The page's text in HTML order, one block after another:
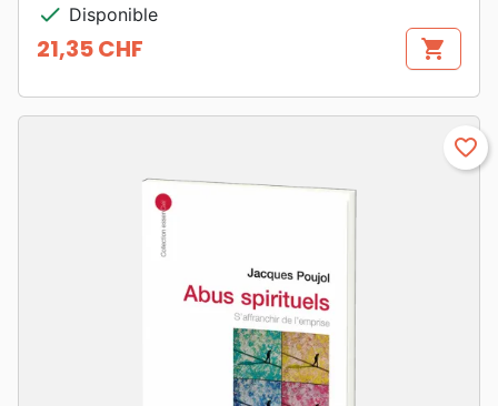
check Disponible
Prix
21,35 CHF shopping_cart
favorite_border